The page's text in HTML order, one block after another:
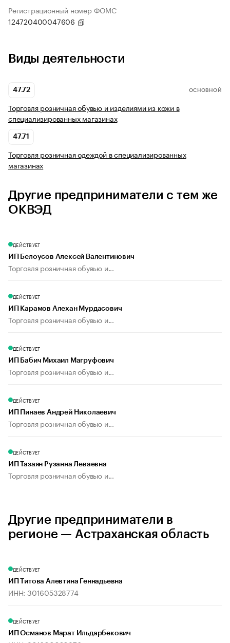
Регистрационный номер ФОМС
124720400047606
Виды деятельности
47.72 ОСНОВНОЙ
Торговля розничная обувью и изделиями из кожи в
специализированных магазинах
47.71
Торговля розничная одеждой в специализированных
магазинах
Другие предприниматели с тем же
ОКВЭД
ДЕЙСТВУЕТ
ИП Белоусов Алексей Валентинович
Торговля розничная обувью и...
ДЕЙСТВУЕТ
ИП Карамов Алехан Мурдасович
Торговля розничная обувью и...
ДЕЙСТВУЕТ
ИП Бабич Михаил Магруфович
Торговля розничная обувью и...
ДЕЙСТВУЕТ
ИП Пинаев Андрей Николаевич
Торговля розничная обувью и...
ДЕЙСТВУЕТ
ИП Тазаян Рузанна Леваевна
Торговля розничная обувью и...
Другие предприниматели в
регионе — Астраханская область
ДЕЙСТВУЕТ
ИП Титова Алевтина Геннадьевна
ИНН: 301605328774
ДЕЙСТВУЕТ
ИП Османов Марат Ильдарбекович